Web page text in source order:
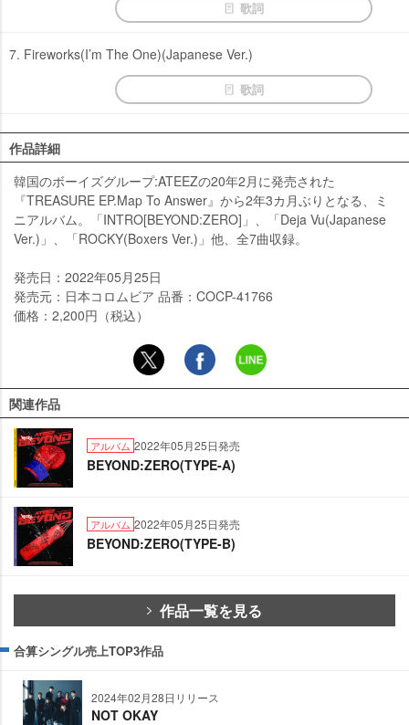
歌詞
7. Fireworks(I’m The One)(Japanese Ver.)
歌詞
作品詳細
韓国のボーイズグループ:ATEEZの20年2月に発売された
『TREASURE EP.Map To Answer』から2年3カ月ぶりとなる、ミ
ニアルバム。「INTRO[BEYOND:ZERO]」、「Deja Vu(Japanese
Ver.)」、「ROCKY(Boxers Ver.)」他、全7曲収録。
発売日：2022年05月25日
発売元：日本コロムビア 品番：COCP-41766
価格：2,200円（税込）
関連作品
アルバム 2022年05月25日発売
BEYOND:ZERO(TYPE-A)
アルバム 2022年05月25日発売
BEYOND:ZERO(TYPE-B)
作品一覧を見る
合算シングル売上TOP3作品
2024年02月28日リリース
NOT OKAY